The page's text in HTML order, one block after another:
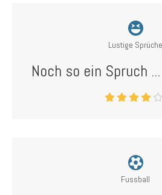
Lustige Sprüche
Noch so ein Spruch
Fussball